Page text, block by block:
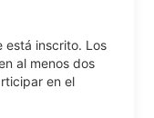
está inscrito. Los
al menos dos
en el